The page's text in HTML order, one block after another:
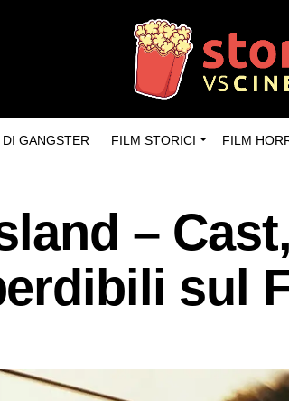
GANGSTER FILM STORICI FILM
–
sul